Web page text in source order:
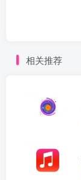
相关推荐